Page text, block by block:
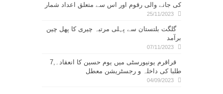
کی جانے والی رقوم اور اس سے متعلق اعداد شمار
25/11/2023
گلگت بلتستان سے پہلی مرتبہ چیری کا پھل چین
برآمد
07/11/2023
قراقرم یونیورسٹی میں یوم حسین کا انعقاد۔,7
طلبا کی داخلہ و رجسٹریشن معطل
04/09/2023